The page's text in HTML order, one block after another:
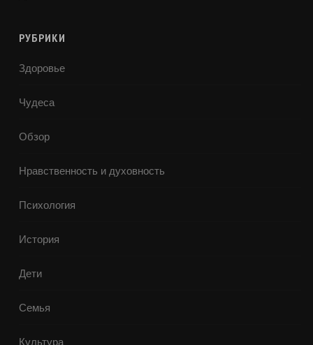
РУБРИКИ
Здоровье
Чудеса
Обзор
Нравственность и духовность
Психология
История
Дети
Семья
Культура